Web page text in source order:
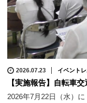
2026.07.23 イベント
【実施報告】自転車
2026年7月22日（水）